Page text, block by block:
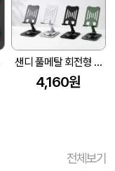
샌디 풀메탈 회전형 스마트폰 태블릿 거치대
4,160원
전체보기